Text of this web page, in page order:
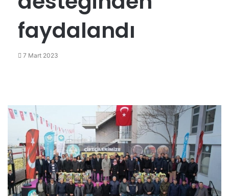
faydalandı
7 Mart 2023